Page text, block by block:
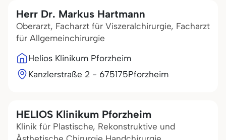
Herr Dr. Markus Hartmann
Oberarzt, Facharzt für Viszeralchirurgie, Facharzt
für Allgemeinchirurgie
Helios Klinikum Pforzheim
Kanzlerstraße 2 - 675175Pforzheim
HELIOS Klinikum Pforzheim
Klinik für Plastische, Rekonstruktive und